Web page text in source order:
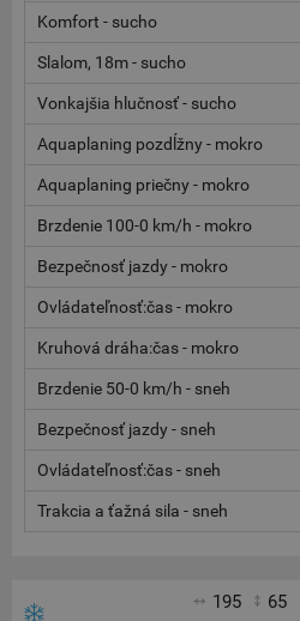
Komfort - sucho
Slalom, 18m - sucho
Vonkajšia hlučnosť - sucho
Aquaplaning pozdĺžny - mokro
Aquaplaning priečny - mokro
Brzdenie 100-0 km/h - mokro
Bezpečnosť jazdy - mokro
Ovládateľnosť:čas - mokro
Kruhová dráha:čas - mokro
Brzdenie 50-0 km/h - sneh
Bezpečnosť jazdy - sneh
Ovládateľnosť:čas - sneh
Trakcia a ťažná sila - sneh
195 65